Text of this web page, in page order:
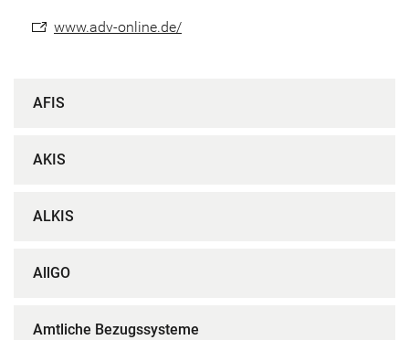
www.adv-online.de/
AFIS
AKIS
ALKIS
AllGO
Amtliche Bezugssysteme